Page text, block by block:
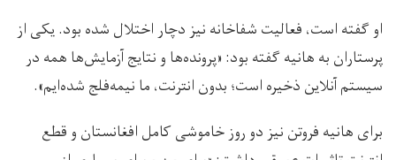
او گفته است، فعالیت شفاخانه نیز دچار اختلال شده بود. یکی از
پرستاران به هانیه گفته بود: «پرونده‌ها و نتایج آزمایش‌ها همه در
سیستم آنلاین ذخیره است؛ بدون انترنت، ما نیمه‌فلج شده‌ایم».
برای هانیه فروتن نیز دو روز خاموشی کامل افغانستان و قطع